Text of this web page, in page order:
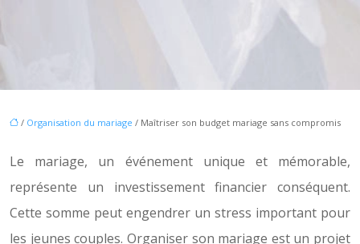
/ Organisation du mariage / Maîtriser son budget mariage sans compromis
Le mariage, un événement unique et mémorable,
représente un investissement financier conséquent.
Cette somme peut engendrer un stress important pour
les jeunes couples. Organiser son mariage est un projet